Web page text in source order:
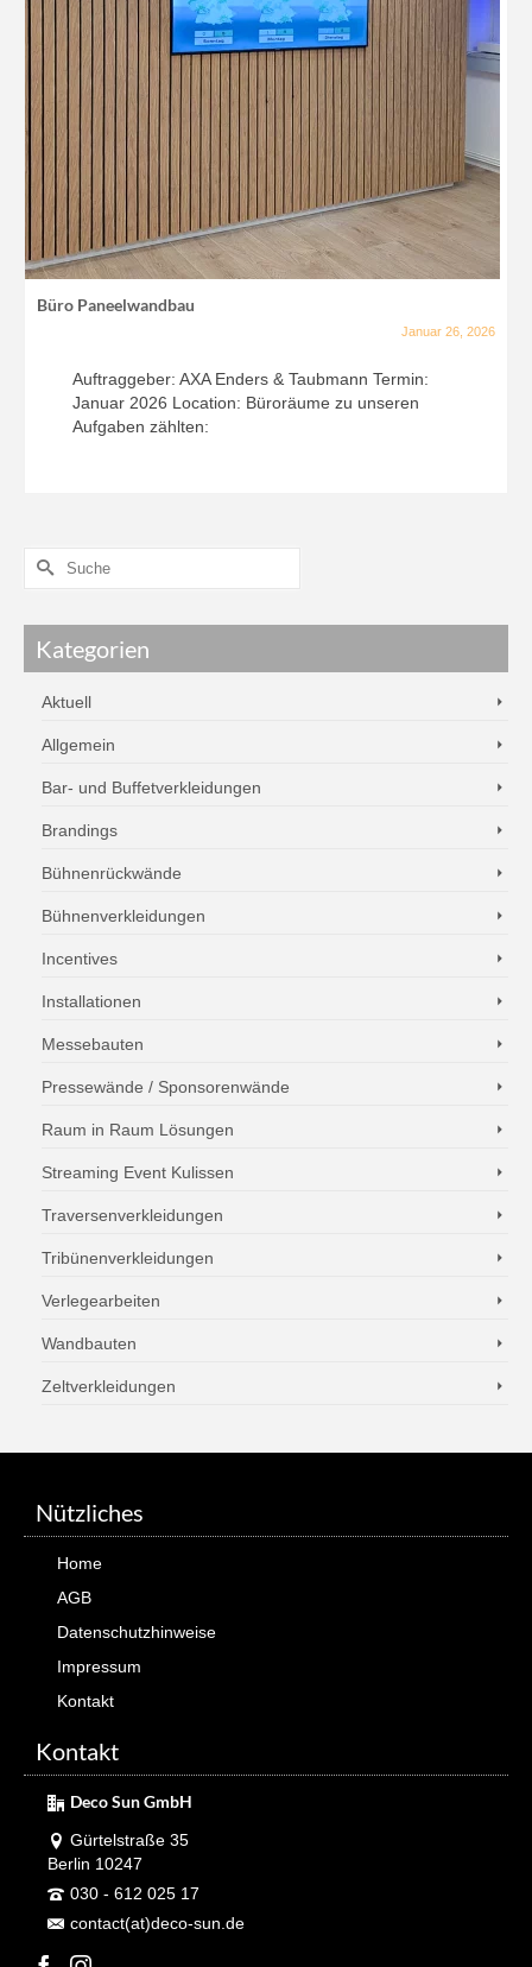
Büro Paneelwandbau
Januar 26, 2026
Auftraggeber: AXA Enders & Taubmann Termin:
Januar 2026 Location: Büroräume zu unseren
Aufgaben zählten:
Kategorien
Aktuell
Allgemein
Bar- und Buffetverkleidungen
Brandings
Bühnenrückwände
Bühnenverkleidungen
Incentives
Installationen
Messebauten
Pressewände / Sponsorenwände
Raum in Raum Lösungen
Streaming Event Kulissen
Traversenverkleidungen
Tribünenverkleidungen
Verlegearbeiten
Wandbauten
Zeltverkleidungen
Nützliches
Home
AGB
Datenschutzhinweise
Impressum
Kontakt
Kontakt
Deco Sun GmbH
Gürtelstraße 35
Berlin 10247
030 - 612 025 17
contact(at)deco-sun.de